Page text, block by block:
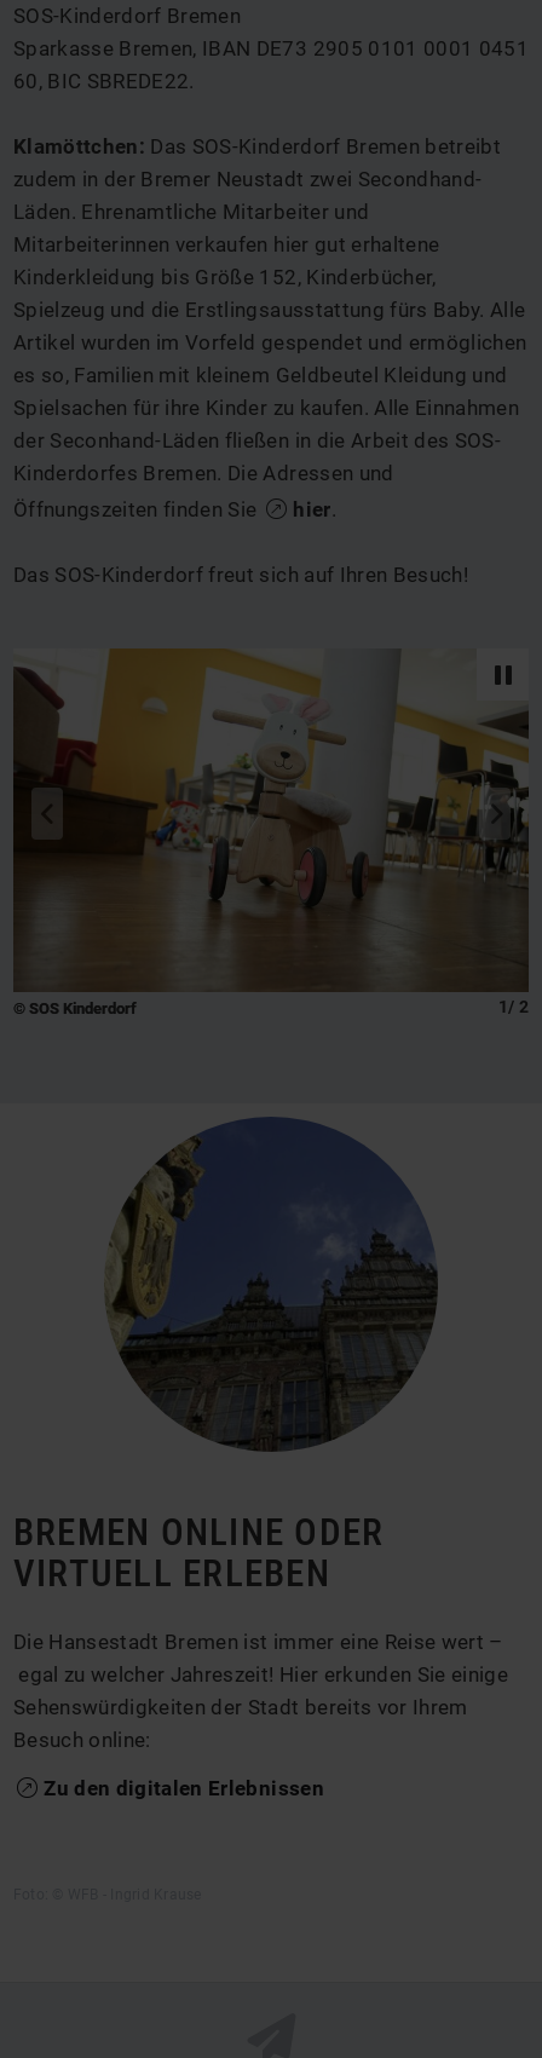
SOS-Kinderdorf Bremen
Sparkasse Bremen, IBAN DE73 2905 0101 0001 0451
60, BIC SBREDE22.
Klamöttchen: Das SOS-Kinderdorf Bremen betreibt
zudem in der Bremer Neustadt zwei Secondhand-
Läden. Ehrenamtliche Mitarbeiter und
Mitarbeiterinnen verkaufen hier gut erhaltene
Kinderkleidung bis Größe 152, Kinderbücher,
Spielzeug und die Erstlingsausstattung fürs Baby. Alle
Artikel wurden im Vorfeld gespendet und ermöglichen
es so, Familien mit kleinem Geldbeutel Kleidung und
Spielsachen für ihre Kinder zu kaufen. Alle Einnahmen
der Seconhand-Läden fließen in die Arbeit des SOS-
Kinderdorfes Bremen. Die Adressen und
Öffnungszeiten finden Sie
hier.
Das SOS-Kinderdorf freut sich auf Ihren Besuch!
1/ 2
© SOS Kinderdorf
zurück s
vor
BREMEN ONLINE ODER
VIRTUELL ERLEBEN
Die Hansestadt Bremen ist immer eine Reise wert –
egal zu welcher Jahreszeit! Hier erkunden Sie einige
Sehenswürdigkeiten der Stadt bereits vor Ihrem
Besuch online:
Zu den digitalen Erlebnissen